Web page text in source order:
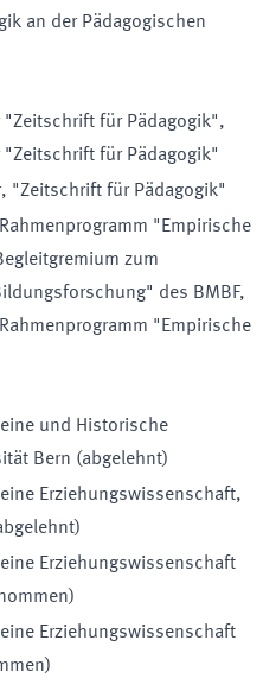
an der Pädagogischen
für Pädagogik",
für Pädagogik"
, "Zeitschrift für Pädagogik"
"Empirische
zum
des BMBF,
"Empirische
und Historische
Bern (abgelehnt)
Erziehungswissenschaft,
)
Erziehungswissenschaft
)
Erziehungswissenschaft
)